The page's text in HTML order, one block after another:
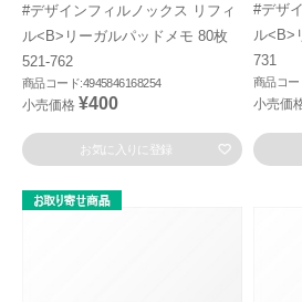
#デザインフィルノックス リフィ
ル<B>リーガルパッドメモ 80枚
521-762
商品コード:4945846168254
小売価格 ¥400
お気に入りに登録
#デザ
ル<B>
731
商品コー
小売価